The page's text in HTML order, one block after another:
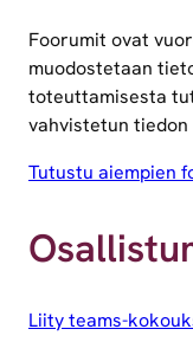
Foorumit ovat
muodostetaan
toteuttamisesta
vahvistetun
Tutustu aiempien
Liity teams-